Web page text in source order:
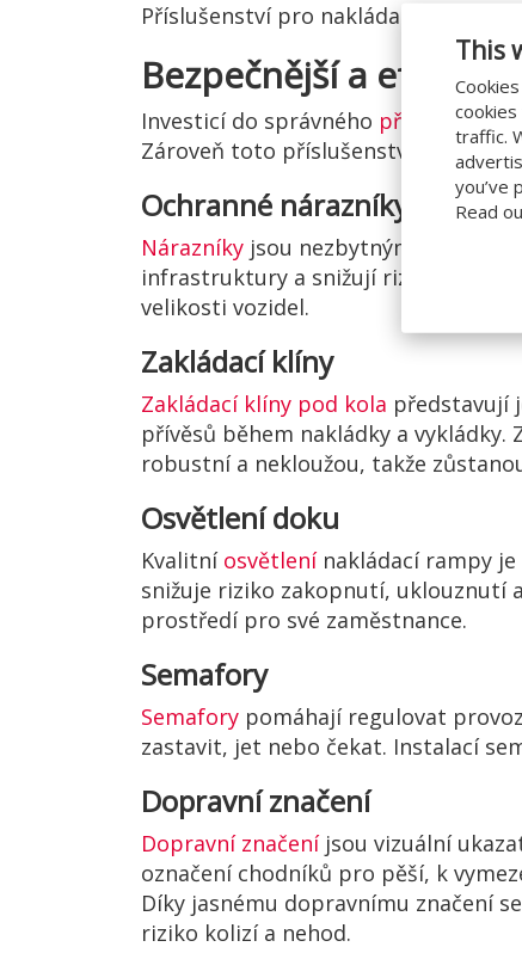
This
traffic.
you’ve
Read
Příslušenství pro nakládací místa
Bezpečnější a
Investicí do správného příslušenství
Zároveň toto příslušenství pomůže
Ochranné nárazníky
Nárazníky jsou nezbytným
infrastruktury a snižují riziko nehod.
velikosti vozidel.
Zakládací klíny
Zakládací klíny pod kola představují
přívěsů během nakládky a
robustní a nekloužou, takže
Osvětlení doku
Kvalitní osvětlenínakládací rampy je
snižuje riziko zakopnutí, uklouznutí
prostředí pro své zaměstnance.
Semafory
Semafory pomáhají regulovat
zastavit, jet nebo čekat. Instalací
Dopravní značení
Dopravní značeníjsou vizuální
označení chodníků pro pěší, k
Díky jasnému dopravnímu značení
riziko kolizí a nehod.